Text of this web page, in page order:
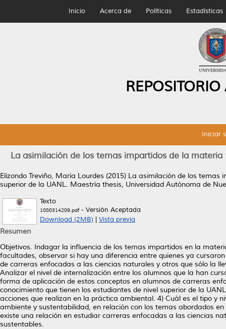
Inicio Acerca de Políticas Estadísticas
Iniciar
La asimilación de los temas impartidos de la
Elizondo Treviño, María Lourdes (2015) La asimilación de los temas
superior de la UANL. Maestría thesis, Universidad Autónoma de
Texto
1080314209.pdf- Versión Aceptada
Download (2MB)
Vista previa
Resumen
Objetivos. Indagar la influencia de los temas impartidos en la
facultades, observar si hay una diferencia entre quienes ya
de carreras enfocadas a las ciencias naturales y otros que sólo la
Analizar el nivel de internalización entre los alumnos que la han
forma de aplicación de estos conceptos en alumnos de carreras
conocimiento que tienen los estudiantes de nivel superior de la
acciones que realizan en la práctica ambiental. 4) Cuál es el tipo y
ambiente y sustentabilidad, en relación con los temas abordados
existe una relación en estudiar carreras enfocadas a las ciencias
sustentables.